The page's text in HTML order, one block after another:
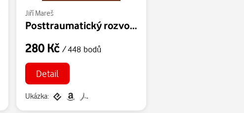
Jiří Mareš
Posttraumatický rozvoj člověka
280 Kč / 448 bodů
Detail
Ukázka: